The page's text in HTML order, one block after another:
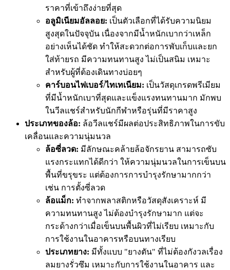
ราคาที่เข้าถึงง่ายที่สุด
อลูมิเนียมอัลลอย: เป็นตัวเลือกที่ได้รับความนิยม
สูงสุดในปัจจุบัน เนื่องจากมีน้ำหนักเบากว่าเหล็ก
อย่างเห็นได้ชัด ทำให้สะดวกต่อการพับเก็บและยก
ใส่ท้ายรถ มีความทนทานสูง ไม่เป็นสนิม เหมาะ
สำหรับผู้ที่ต้องเดินทางบ่อยๆ
คาร์บอนไฟเบอร์/ไทเทเนียม: เป็นวัสดุเกรดพรีเมียม
ที่มีน้ำหนักเบาที่สุดและแข็งแรงทนทานมาก มักพบ
ในวีลแชร์สำหรับนักกีฬาหรือรุ่นที่มีราคาสูง
ประเภทของล้อ: ล้อวีลแชร์มีผลต่อประสิทธิภาพในการขับ
เคลื่อนและความนุ่มนวล
ล้อซี่ลวด: มีลักษณะคล้ายล้อจักรยาน สามารถซับ
แรงกระแทกได้ดีกว่า ให้ความนุ่มนวลในการเข็นบน
พื้นที่ขรุขระ แต่ต้องการการบำรุงรักษามากกว่า
เช่น การตั้งซี่ลวด
ล้อแม็ก: ทำจากพลาสติกหรือวัสดุสังเคราะห์ มี
ความทนทานสูง ไม่ต้องบำรุงรักษามาก แต่จะ
กระด้างกว่าเมื่อเข็นบนพื้นผิวที่ไม่เรียบ เหมาะกับ
การใช้งานในอาคารหรือบนทางเรียบ
ประเภทยาง: มีทั้งแบบ "ยางตัน" ที่ไม่ต้องกังวลเรื่อง
ลมยางรั่วซึม เหมาะกับการใช้งานในอาคาร และ